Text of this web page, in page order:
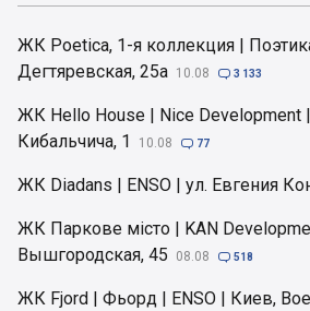
ЖК Poetica, 1-я коллекция |
Дегтяревская, 25а 10.08  3 133
ЖК Hello House | Nice Development
Кибальчича, 1
10.08  77
ЖК Diadans | ENSO | ул. Евгения
ЖК Паркове місто | KAN
Вышгородская, 45
08.08  518
ЖК Fjord | Фьорд | ENSO | Киев,